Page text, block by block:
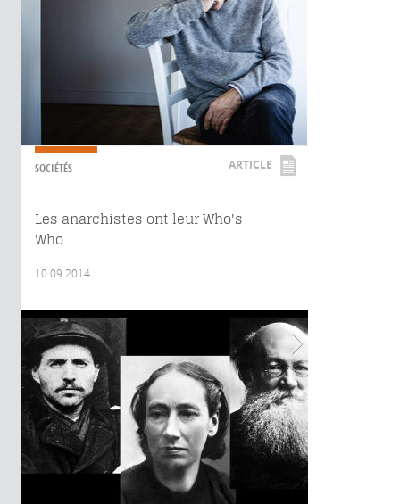
SOCIÉTÉS ARTICLE
Les anarchistes ont leur Who's
Who
10.09.2014